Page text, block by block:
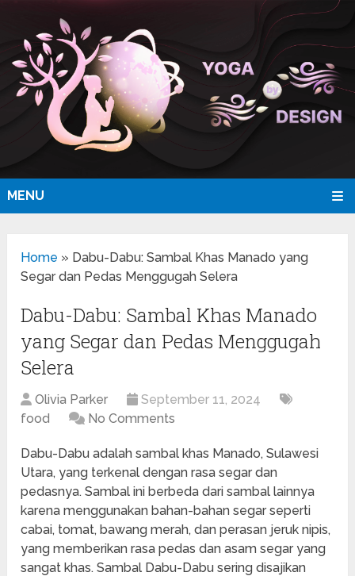
MENU
Home » Dabu-Dabu: Sambal Khas Manado yang
Segar dan Pedas Menggugah Selera
Dabu-Dabu: Sambal Khas Manado
yang Segar dan Pedas Menggugah
Selera
Olivia Parker
September 11, 2024
food
No Comments
Dabu-Dabu adalah sambal khas Manado, Sulawesi
Utara, yang terkenal dengan rasa segar dan
pedasnya. Sambal ini berbeda dari sambal lainnya
karena menggunakan bahan-bahan segar seperti
cabai, tomat, bawang merah, dan perasan jeruk nipis,
yang memberikan rasa pedas dan asam segar yang
sangat khas. Sambal Dabu-Dabu sering disajikan